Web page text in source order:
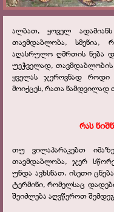
ალბათ, ყოველ
თავმდაბლობა,
აღასრულო ღმრთის ნება
უეჭველად, თავმდაბლობის
ყველას ჯეროვნად როდი
მოიქცეს, რათა ნამდვილად
რას
თუ ვილაპარაკებთ
თავმდაბლობა, ჯერ
უნდა ავხსნათ. ისეთი
ტერმინი, რომელსაც
შეიძლება აღვწეროთ